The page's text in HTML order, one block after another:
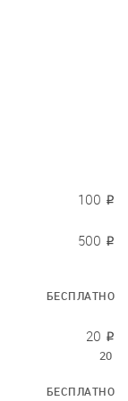
100 ₽
500 ₽
БЕСПЛАТНО
20
20 ₽
БЕСПЛАТНО